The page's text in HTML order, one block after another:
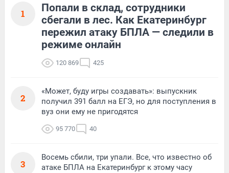
1
Попали в склад, сотрудники
сбегали в лес. Как Екатеринбург
пережил атаку БПЛА — следили в
режиме онлайн
120 869 425
2
«Может, буду игры создавать»: выпускник
получил 391 балл на ЕГЭ, но для поступления в
вуз они ему не пригодятся
95 770 40
3
Восемь сбили, три упали. Все, что известно об
атаке БПЛА на Екатеринбург к этому часу